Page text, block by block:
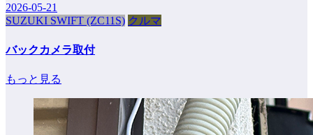
2026-05-21
SUZUKI SWIFT (ZC11S) クルマ
バックカメラ取付
もっと見る